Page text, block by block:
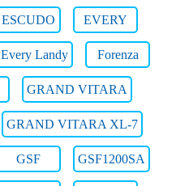
ESCUDO EVERY
Every Landy Forenza
GRAND VITARA
GRAND VITARA XL-7
GSF GSF1200SA